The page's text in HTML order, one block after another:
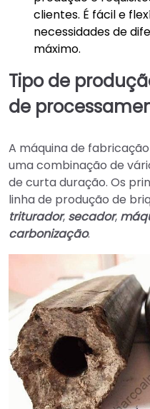
clientes. É fácil e
necessidades de
máximo.
Tipo de
de
A máquina de
uma combinação de
de curta duração. Os
linha de produção de
triturador, secador,
carbonização.